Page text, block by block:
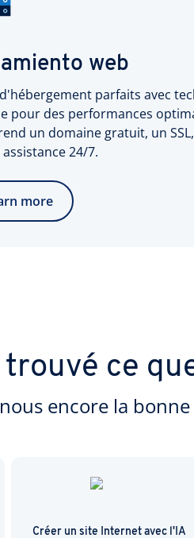
web
parfaits avec
pour des performances
un domaine gratuit, un
24/7.
more
trouvé ce
encore la
Créer un site Internet avec l'IA